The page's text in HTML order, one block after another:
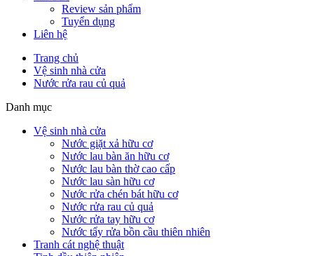
Review sản phẩm
Tuyển dụng
Liên hệ
Trang chủ
Vệ sinh nhà cửa
Nước rửa rau củ quả
Danh mục
Vệ sinh nhà cửa
Nước giặt xả hữu cơ
Nước lau bàn ăn hữu cơ
Nước lau bàn thờ cao cấp
Nước lau sàn hữu cơ
Nước rửa chén bát hữu cơ
Nước rửa rau củ quả
Nước rửa tay hữu cơ
Nước tẩy rửa bồn cầu thiên nhiên
Tranh cát nghệ thuật